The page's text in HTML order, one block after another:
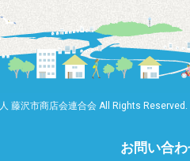
藤沢市商店会連合会 All Rights Reserved.
お問い合